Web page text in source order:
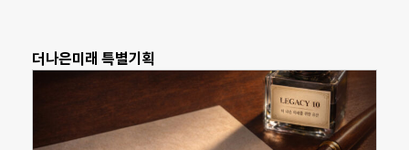
더나은미래 특별기획